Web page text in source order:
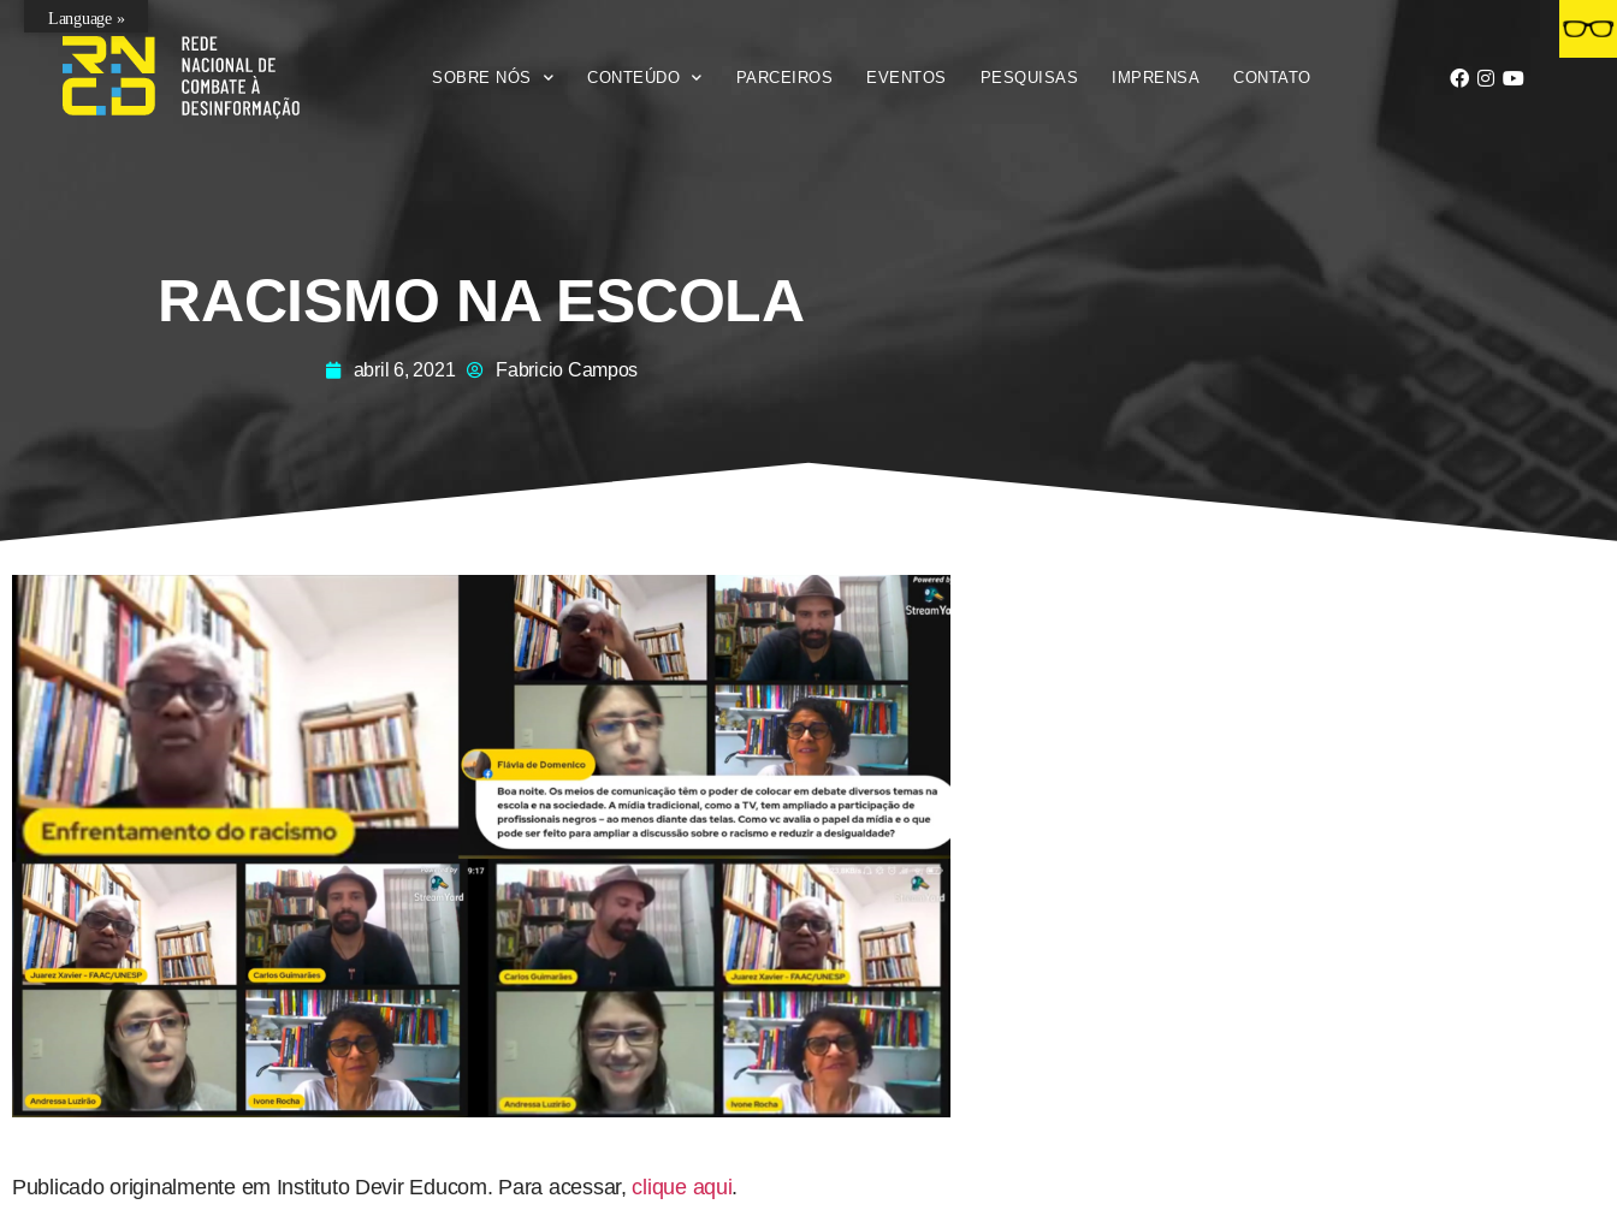
SOBRE NÓS CONTEÚDO PARCEIROS EVENTOS PESQUISAS IMPRENSA CONTATO
RACISMO NA ESCOLA
abril 6, 2021 Fabricio Campos
Publicado originalmente em Instituto Devir Educom. Para acessar,clique aqui.
Language »